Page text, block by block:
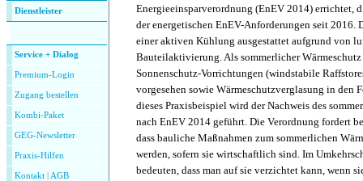
Dienstleister
Service + Dialog
Premium-Login
Zugang bestellen
Kombi-Paket
GEG-Newsletter
Praxis-Hilfen
Kontakt AGB
Energieeinsparverordnung (EnEV 2014) errichtet,
der energetischen EnEV-Anforderungen seit 2016.
einer aktiven Kühlung ausgestattet aufgrund von
Bauteilaktivierung. Als sommerlicher
Sonnenschutz-Vorrichtungen (windstabile
vorgesehen sowie Wärmeschutzverglasung in den
dieses Praxisbeispiel wird der Nachweis des
nach EnEV 2014 geführt. Die Verordnung fordert
dass bauliche Maßnahmen zum sommerlichen
werden, sofern sie wirtschaftlich sind. Im
bedeuten, dass man auf sie verzichtet kann, wenn